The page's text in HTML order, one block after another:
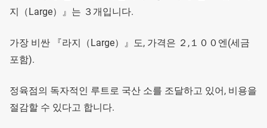
지（Large）』는 ３개입니다.
가장 비싼 『라지（Large）』도, 가격은 ２,１００엔(세금
포함).
정육점의 독자적인 루트로 국산 소를 조달하고 있어, 비용을
절감할 수 있다고 합니다.